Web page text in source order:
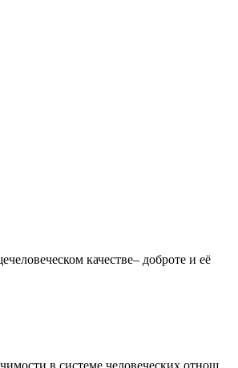
качестве– доброте и её
в системе человеческих отнош...